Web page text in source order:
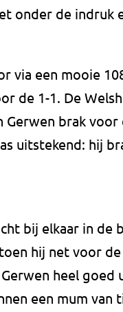
onder de indruk
via een mooie
de 1-1. De
brak
uitstekend: hij
bij elkaar in de
hij net voor
heel
een mum van